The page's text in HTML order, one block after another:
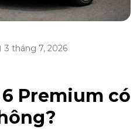
3 tháng 7, 2026
6 Premium có